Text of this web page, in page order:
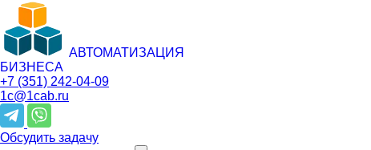
АВТОМАТИЗАЦИЯ
БИЗНЕСА
+7 (351) 242-04-09
1c@1cab.ru
Обсудить задачу